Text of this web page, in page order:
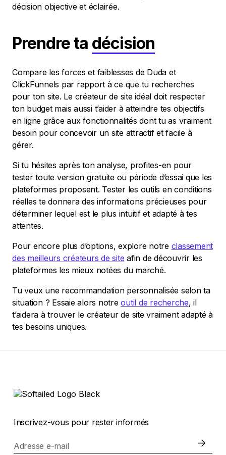
décision objective et éclairée.
Prendre ta décision
Compare les forces et faiblesses de Duda et
ClickFunnels par rapport à ce que tu recherches
pour ton site. Le créateur de site idéal doit respecter
ton budget mais aussi t’aider à atteindre tes objectifs
en ligne grâce aux fonctionnalités dont tu as vraiment
besoin pour concevoir un site attractif et facile à
gérer.
Si tu hésites après ton analyse, profites-en pour
tester toute version gratuite ou période d’essai que les
plateformes proposent. Tester les outils en conditions
réelles te donnera des informations précieuses pour
déterminer lequel est le plus intuitif et adapté à tes
attentes.
Pour encore plus d’options, explore notre classement
des meilleurs créateurs de site afin de découvrir les
plateformes les mieux notées du marché.
Tu veux une recommandation personnalisée selon ta
situation ? Essaie alors notreoutil de recherche, il
t’aidera à trouver le créateur de site vraiment adapté à
tes besoins uniques.
Inscrivez-vous pour rester informés
Adresse e-mail